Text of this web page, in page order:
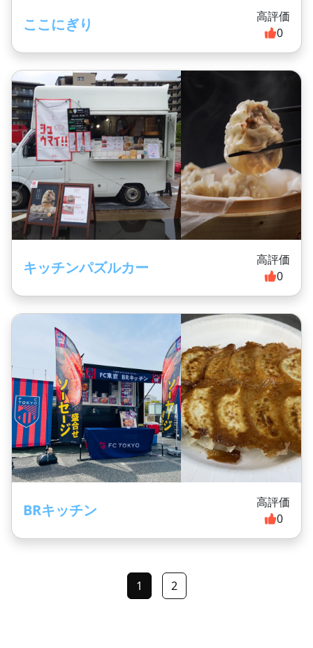
ここにぎり
高評価
0
キッチンパズルカー
高評価
0
BRキッチン
高評価
0
1 2